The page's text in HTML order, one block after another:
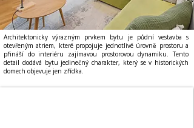
Architektonicky výrazným prvkem bytu je půdní vestavba s
otevřeným atriem, které propojuje jednotlivé úrovně prostoru a
přináší do interiéru zajímavou prostorovou dynamiku. Tento
detail dodává bytu jedinečný charakter, který se v historických
domech objevuje jen zřídka.